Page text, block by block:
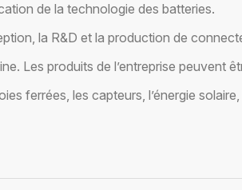
de la technologie des batteries.
la R&D et la production de
Les produits de l’entreprise peuvent
ferrées, les capteurs, l’énergie